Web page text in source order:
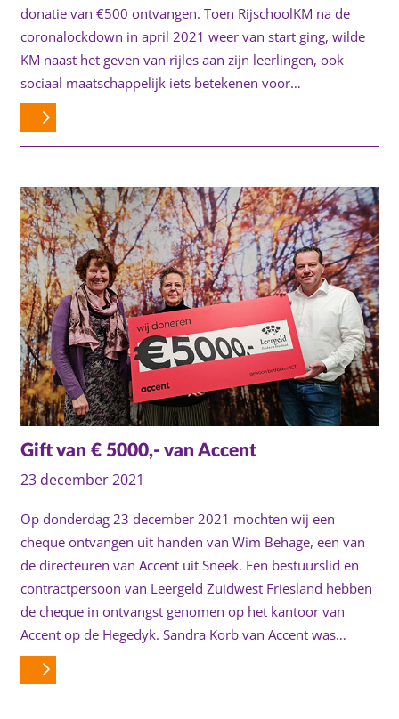
donatie van €500 ontvangen. Toen RijschoolKM na de
coronalockdown in april 2021 weer van start ging, wilde
KM naast het geven van rijles aan zijn leerlingen, ook
sociaal maatschappelijk iets betekenen voor…
Gift van € 5000,- van Accent
23 december 2021
Op donderdag 23 december 2021 mochten wij een
cheque ontvangen uit handen van Wim Behage, een van
de directeuren van Accent uit Sneek. Een bestuurslid en
contractpersoon van Leergeld Zuidwest Friesland hebben
de cheque in ontvangst genomen op het kantoor van
Accent op de Hegedyk. Sandra Korb van Accent was…